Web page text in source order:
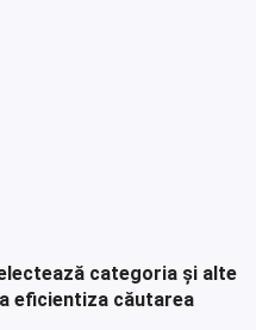
categoria și alte
eficientiza căutarea